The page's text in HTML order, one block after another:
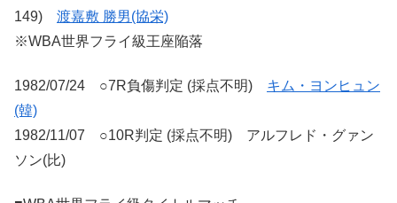
149) 渡嘉敷 勝男(協栄)
※WBA世界フライ級王座陥落
1982/07/24 ○7R負傷判定 (採点不明) キム・ヨンヒュン
(韓)
1982/11/07 ○10R判定 (採点不明) アルフレド・グァン
ソン(比)